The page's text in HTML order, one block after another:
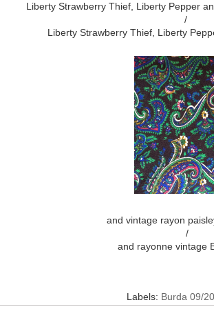
Liberty Strawberry Thief, Liberty Pepper
/
Liberty Strawberry Thief, Liberty
and vintage rayon
/
and rayonne vintage
Labels: Burda 09/